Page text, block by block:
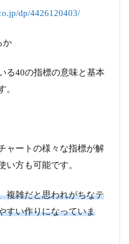
dp/4426120403/
か
る40の指標の意味と基本
。
ャートの様々な指標が解
い方も可能です。
複雑だと思われがちなテ
すい作りになっていま